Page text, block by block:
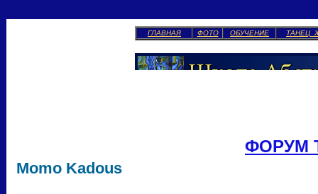
ГЛАВНАЯ ФОТО ОБУЧЕНИЕ ТАНЕЦ
ФОРУМ
Momo Kadous